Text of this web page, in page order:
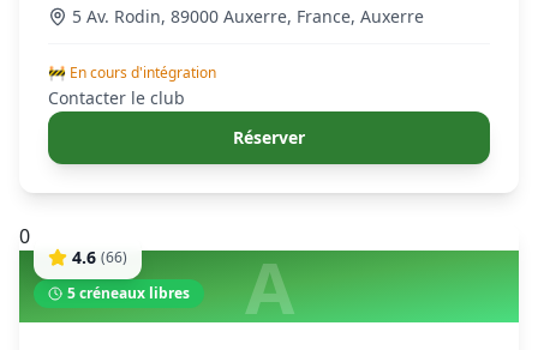
5 Av. Rodin, 89000 Auxerre, France, Auxerre
🚧 En cours d'intégration
Contacter le club
Réserver
0
A
4.6 (66)
5créneaux libres